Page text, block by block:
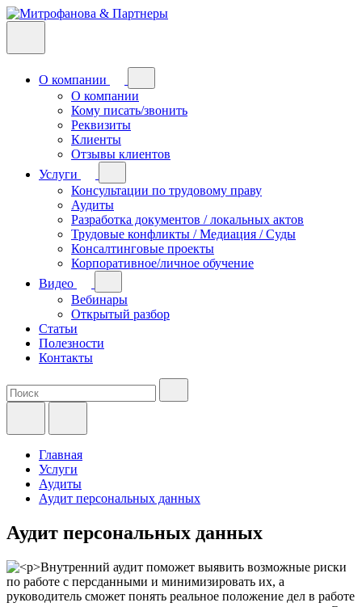
О компании
О компании
Кому писать/звонить
Реквизиты
Клиенты
Отзывы клиентов
Услуги
Консультации по трудовому праву
Аудиты
Разработка документов / локальных актов
Трудовые конфликты / Медиация / Суды
Консалтинговые проекты
Корпоративное/личное обучение
Видео
Вебинары
Открытый разбор
Статьи
Полезности
Контакты
Главная
Услуги
Аудиты
Аудит персональных данных
Аудит персональных данных